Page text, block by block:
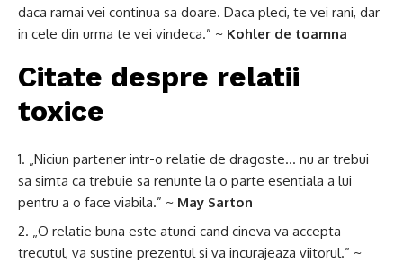
daca ramai vei continua sa doare. Daca pleci, te vei rani, dar
in cele din urma te vei vindeca.” ~ Kohler de toamna
Citate despre relatii
toxice
„Niciun partener intr-o relatie de dragoste… nu ar trebui
sa simta ca trebuie sa renunte la o parte esentiala a lui
pentru a o face viabila.” ~ May Sarton
„O relatie buna este atunci cand cineva va accepta
trecutul, va sustine prezentul si va incurajeaza viitorul.” ~